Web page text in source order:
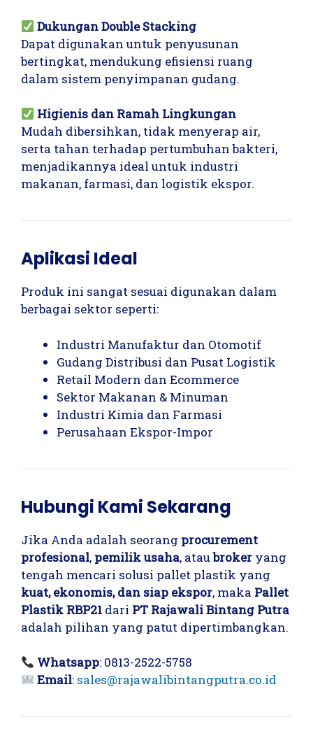
Dukungan Double Stacking
Dapat digunakan untuk penyusunan
bertingkat, mendukung efisiensi ruang
dalam sistem penyimpanan gudang.
Higienis dan Ramah Lingkungan
Mudah dibersihkan, tidak menyerap air,
serta tahan terhadap pertumbuhan bakteri,
menjadikannya ideal untuk industri
makanan, farmasi, dan logistik ekspor.
Aplikasi Ideal
Produk ini sangat sesuai digunakan dalam
berbagai sektor seperti:
Industri Manufaktur dan Otomotif
Gudang Distribusi dan Pusat Logistik
Retail Modern dan Ecommerce
Sektor Makanan & Minuman
Industri Kimia dan Farmasi
Perusahaan Ekspor-Impor
Hubungi Kami Sekarang
Jika Anda adalah seorang procurement
profesional, pemilik usaha, ataubroker yang
tengah mencari solusi pallet plastik yang
kuat, ekonomis, dan siap ekspor, maka Pallet
Plastik RBP21 dari PT Rajawali Bintang Putra
adalah pilihan yang patut dipertimbangkan.
Whatsapp: 0813-2522-5758
Email: sales@rajawalibintangputra.co.id